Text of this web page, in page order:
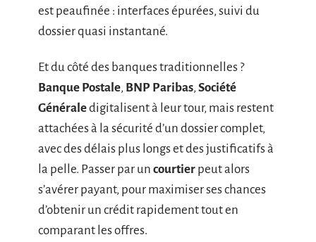
est peaufinée : interfaces épurées, suivi du
dossier quasi instantané.
Et du côté des banques traditionnelles ?
Banque Postale, BNP Paribas,Société
Généraledigitalisent à leur tour, mais restent
attachées à la sécurité d’un dossier complet,
avec des délais plus longs et des justificatifs à
la pelle. Passer par un courtier peut alors
s’avérer payant, pour maximiser ses chances
d’obtenir un crédit rapidement tout en
comparant les offres.